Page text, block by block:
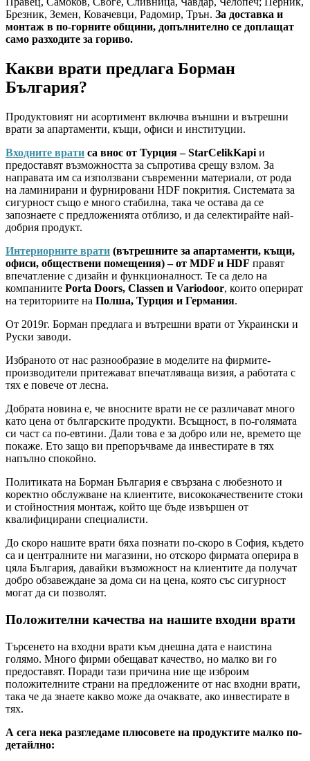
Брезник, Земен, Ковачевци, Радомир, Трън. За доставка и
монтаж в по-горните общини, допълнително се доплащат
само разходите за гориво.
Какви врати предлага Борман
България?
Продуктовият ни асортимент включва външни и вътрешни
врати за апартаменти, къщи, офиси и институции.
Входните врати са внос от Турция – StarCelikKapi и
предоставят възможността за съпротива срещу взлом. За
направата им са използвани съвременни материали, от рода
на ламинирани и фурнировани HDF покрития. Системата за
сигурност също е много стабилна, така че остава да се
запознаете с предложенията отблизо, и да селектирайте най-
добрия продукт.
Интериорните врати (вътрешните за апартаменти, къщи,
офиси, обществени помещения) – от MDF и HDF правят
впечатление с дизайн и функционалност. Те са дело на
компаниите Porta Doors, Classen и Variodoor, които оперират
на териториите на Полша, Турция и Германия.
От 2019г. Борман предлага и вътрешни врати от Украински и
Руски заводи.
Избраното от нас разнообразие в моделите на фирмите-
производители притежават впечатляваща визия, а работата с
тях е повече от лесна.
Добрата новина е, че вносните врати не се различават много
като цена от българските продукти. Всъщност, в по-голямата
си част са по-евтини. Дали това е за добро или не, времето ще
покаже. Ето защо ви препоръчваме да инвестирате в тях
напълно спокойно.
Политиката на Борман България е свързана с любезното и
коректно обслужване на клиентите, висококачествените стоки
и стойностния монтаж, който ще бъде извършен от
квалифицирани специалисти.
До скоро нашите врати бяха познати по-скоро в София, където
са и централните ни магазини, но отскоро фирмата оперира в
цяла България, давайки възможност на клиентите да получат
добро обзавеждане за дома си на цена, която със сигурност
могат да си позволят.
Положителни качества на нашите входни врати
Търсенето на входни врати към днешна дата е наистина
голямо. Много фирми обещават качество, но малко ви го
предоставят. Поради тази причина ние ще изброим
положителните страни на предложените от нас входни врати,
така че да знаете какво може да очаквате, ако инвестирате в
тях.
А сега нека разгледаме плюсовете на продуктите малко по-
детайлно: